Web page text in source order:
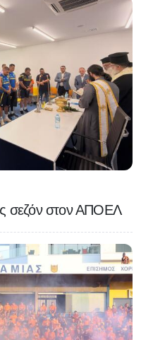
σεζόν στον ΑΠΟΕΛ